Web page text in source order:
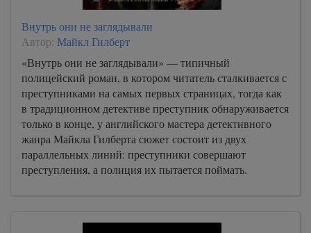
Внутрь они не заглядывали
Автор: Майкл Гилберт
«Внутрь они не заглядывали» — типичный
полицейский роман, в котором читатель сталкивается с
преступниками на самых первых страницах, тогда как
в традиционном детективе преступник обнаруживается
только в конце, у английского мастера детективного
жанра Майкла Гилберта сюжет состоит из двух
параллельных линий: преступники совершают
преступления, а полиция их пытается поймать.